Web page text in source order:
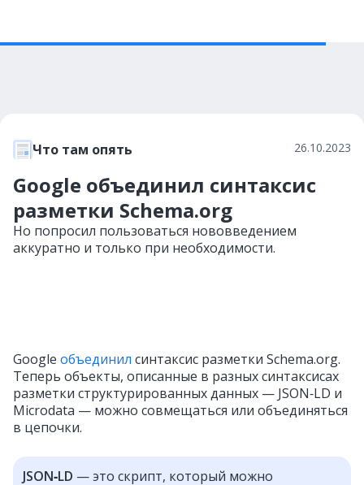
Что там опять 26.10.2023
Google объединил синтаксис
разметки Schema.org
Но попросил пользоваться нововведением
аккуратно и только при необходимости.
Google объединил синтаксис разметки Schema.org.
Теперь объекты, описанные в разных синтаксисах
разметки структурированных данных — JSON‑LD и
Microdata — можно совмещаться или объединяться
в цепочки.
JSON‑LD — это скрипт, который можно